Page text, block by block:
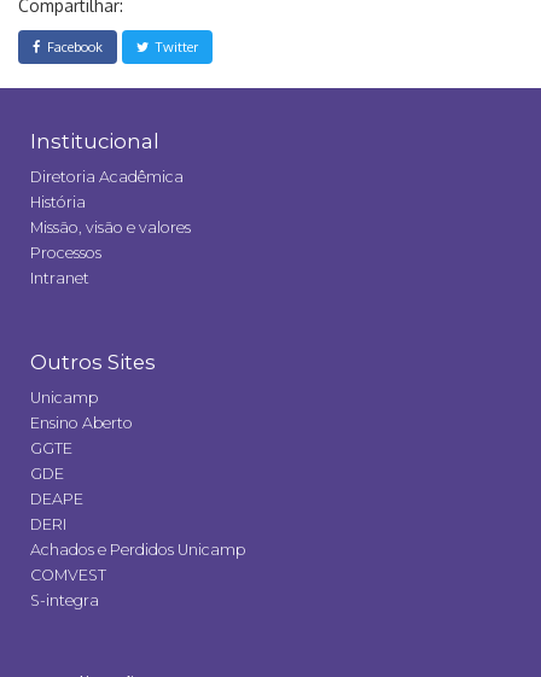
Compartilhar:
Facebook Twitter
Institucional
Diretoria Acadêmica
História
Missão, visão e valores
Processos
Intranet
Outros Sites
Unicamp
Ensino Aberto
GGTE
GDE
DEAPE
DERI
Achados e Perdidos Unicamp
COMVEST
S-integra